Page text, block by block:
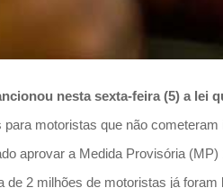
nesta sexta-feira (5) a lei
motoristas que não
aprovar a Medida Provisória
2 milhões de motoristas já